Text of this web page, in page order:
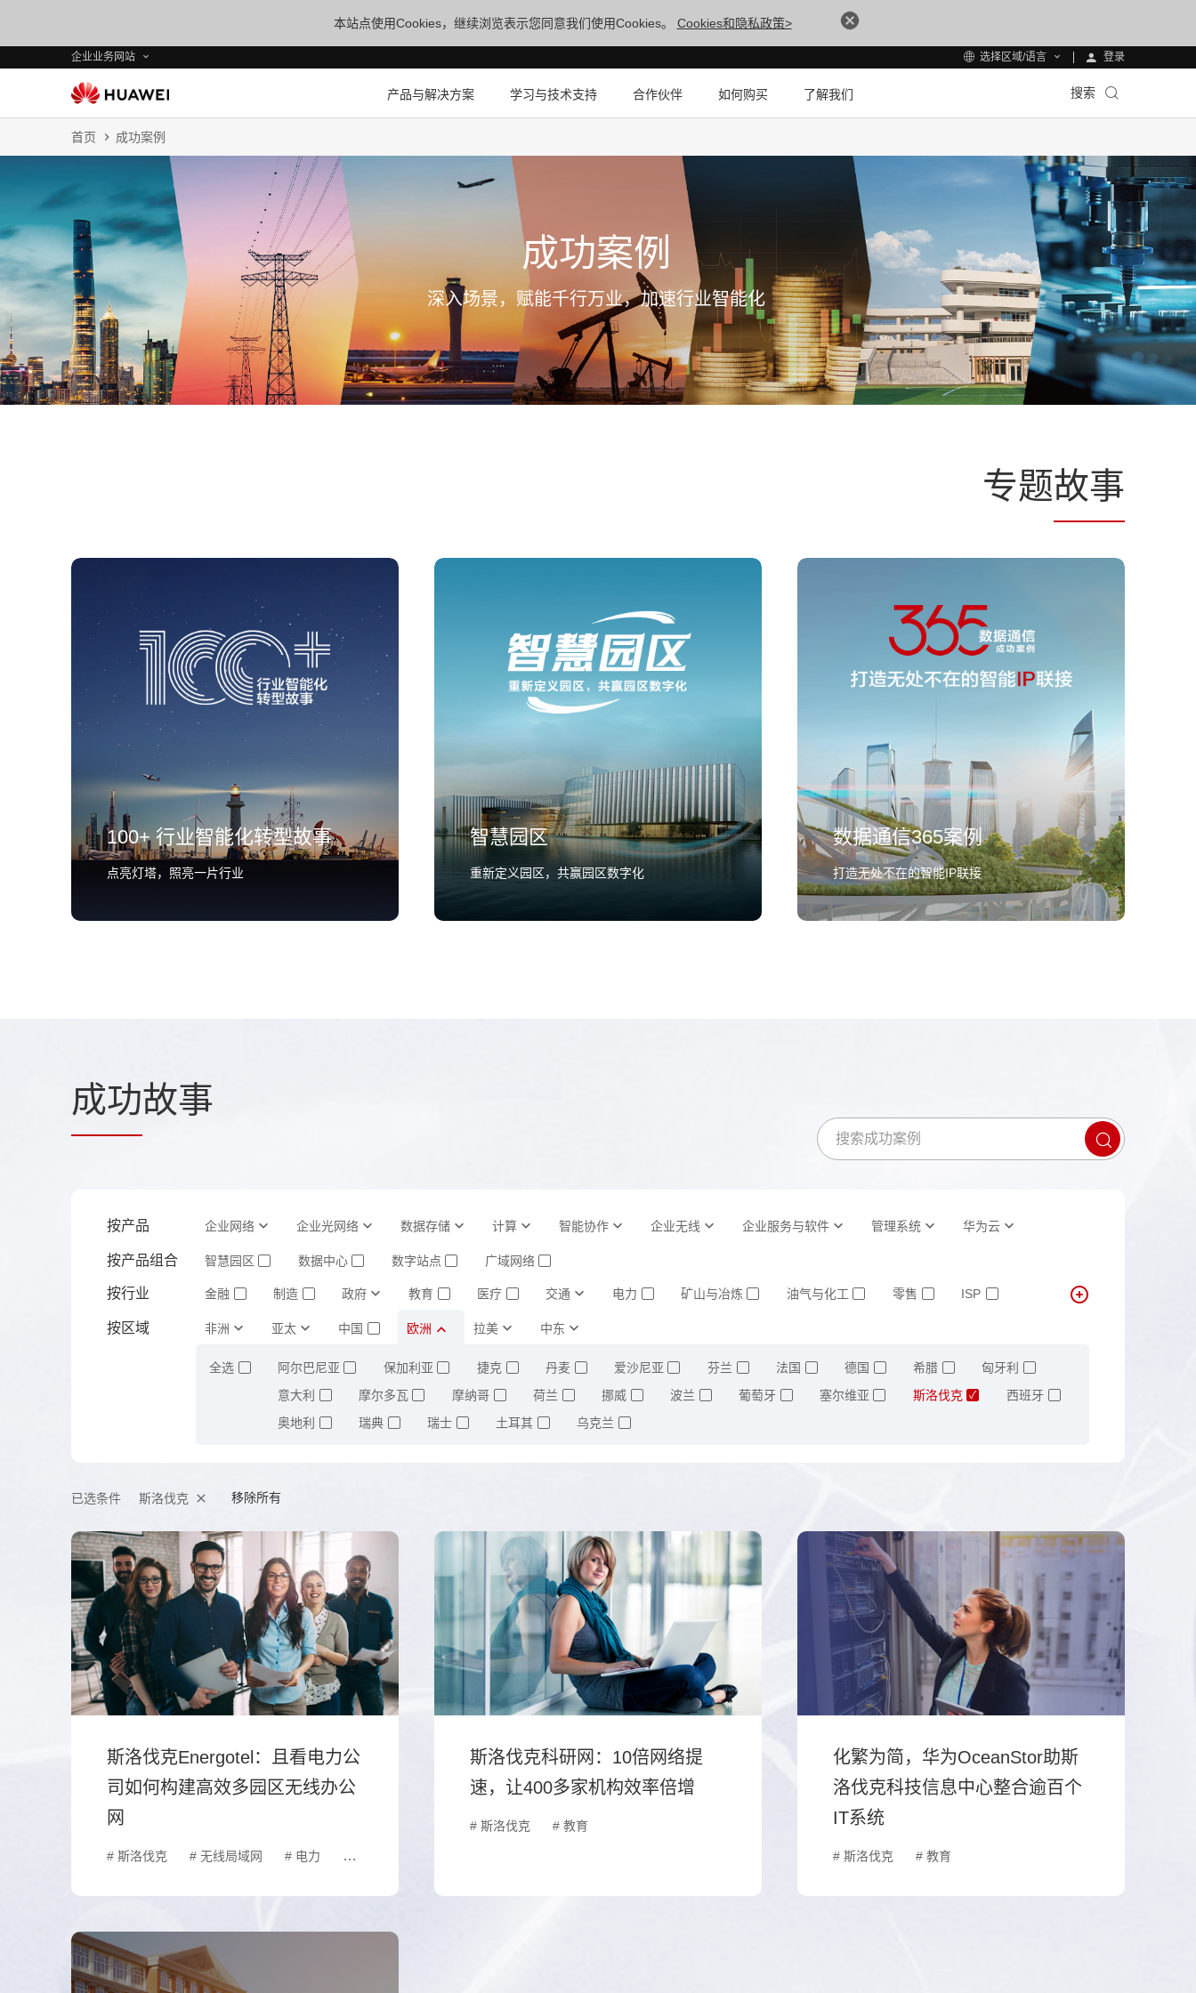
本站点使用Cookies，继续浏览表示您同意我们使用Cookies。 Cookies和隐私政策>
企业业务网站 选择区域/语言 登录
产品与解决方案 学习与技术支持 合作伙伴 如何购买 了解我们 搜索
首页 成功案例
成功案例
深入场景，赋能千行万业，加速行业智能化
专题故事
100+ 行业智能化转型故事
点亮灯塔，照亮一片行业
智慧园区
重新定义园区，共赢园区数字化
数据通信365案例
打造无处不在的智能IP联接
成功故事
按产品 企业网络 企业光网络 数据存储 计算 智能协作 企业无线 企业服务与软件 管理系统 华为云
按产品组合 智慧园区 数据中心 数字站点 广域网络
按行业 金融 制造 政府 教育 医疗 交通 电力 矿山与冶炼 油气与化工 零售 ISP
建筑地产 商业市场 ✓
按区域 非洲 亚太 中国 欧洲
全选 阿尔巴尼亚 保加利亚 捷克 丹麦 爱沙尼亚 芬兰 法国 德国 希腊 匈牙利
意大利 摩尔多瓦 摩纳哥 荷兰 挪威 波兰 葡萄牙 塞尔维亚 斯洛伐克 ✓ 西班牙
奥地利 瑞典 瑞士 土耳其 乌克兰
拉美 中东
已选条件 斯洛伐克 移除所有
斯洛伐克Energotel：且看电力公
司如何构建高效多园区无线办公
网
# 斯洛伐克 # 无线局域网 # 电力 # 智慧园区
斯洛伐克科研网：10倍网络提
速，让400多家机构效率倍增
# 斯洛伐克 # 教育
化繁为简，华为OceanStor助斯
洛伐克科技信息中心整合逾百个
IT系统
# 斯洛伐克 # 教育